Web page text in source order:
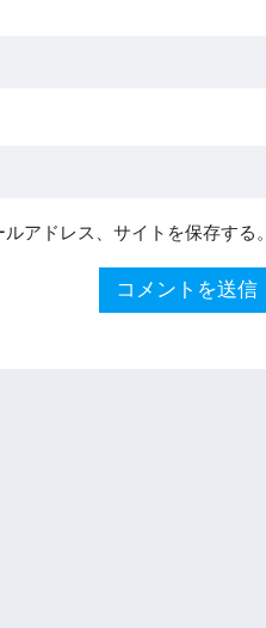
アドレス、サイトを保存する。